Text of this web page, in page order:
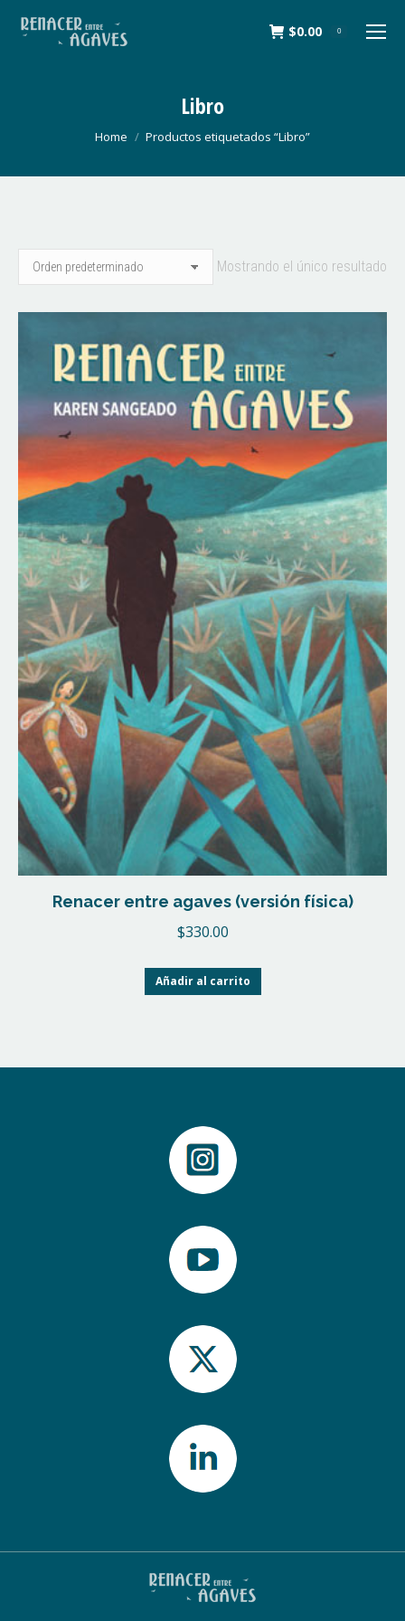
$0.00 0
Libro
You are here:
Home Productos etiquetados “Libro”
Mostrando el único resultado
Renacer entre agaves (versión física)
$330.00
Añadir al carrito